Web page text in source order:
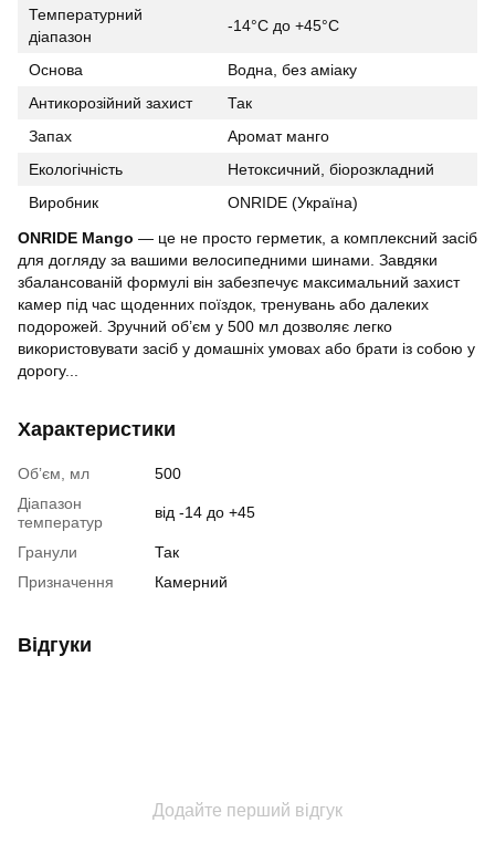
Температурний
діапазон
-14°C до +45°C
Основа
Водна, без аміаку
Антикорозійний захист
Так
Запах
Аромат манго
Екологічність
Нетоксичний, біорозкладний
Виробник
ONRIDE (Україна)
ONRIDE Mango — це не просто герметик, а комплексний засіб
для догляду за вашими велосипедними шинами. Завдяки
збалансованій формулі він забезпечує максимальний захист
камер під час щоденних поїздок, тренувань або далеких
подорожей. Зручний об’єм у 500 мл дозволяє легко
використовувати засіб у домашніх умовах або брати із собою у
дорогу...
Характеристики
Обʼєм, мл
500
Діапазон
температур
від -14 до +45
Гранули
Так
Призначення
Камерний
Відгуки
Додайте перший відгук